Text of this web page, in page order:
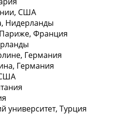
СШA
Нидерлaнды
Фрaнция
Гермaния
Германия
университeт, Турция